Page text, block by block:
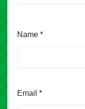
Name *
Email *